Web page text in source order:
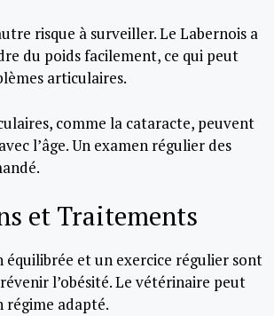
risque à surveiller. Le Labernois a
du poids facilement, ce qui peut
articulaires.
comme la cataracte, peuvent
l’âge. Un examen régulier des
et Traitements
et un exercice régulier sont
l’obésité. Le vétérinaire peut
régime adapté.